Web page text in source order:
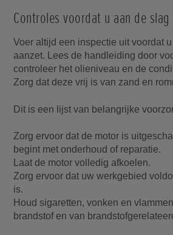
Controles voordat u aan de
Voer altijd een inspectie uit voordat
aanzet. Lees de handleiding door
controleer het olieniveau en de
Zorg dat deze vrij is van zand en
Dit is een lijst van belangrijke
Zorg ervoor dat de motor is
begint met onderhoud of reparatie.
Laat de motor volledig afkoelen.
Zorg ervoor dat uw werkgebied
is.
Houd sigaretten, vonken en
brandstof en van